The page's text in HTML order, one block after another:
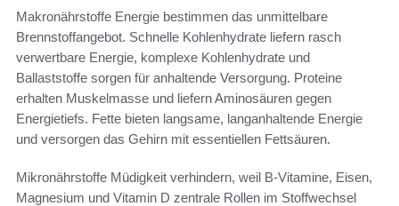
Makronährstoffe Energie bestimmen das unmittelbare
Brennstoffangebot. Schnelle Kohlenhydrate liefern rasch
verwertbare Energie, komplexe Kohlenhydrate und
Ballaststoffe sorgen für anhaltende Versorgung. Proteine
erhalten Muskelmasse und liefern Aminosäuren gegen
Energietiefs. Fette bieten langsame, langanhaltende Energie
und versorgen das Gehirn mit essentiellen Fettsäuren.
Mikronährstoffe Müdigkeit verhindern, weil B-Vitamine, Eisen,
Magnesium und Vitamin D zentrale Rollen im Stoffwechsel